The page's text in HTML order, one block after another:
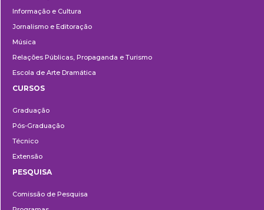
Informação e Cultura
Jornalismo e Editoração
Música
Relações Públicas, Propaganda e Turismo
Escola de Arte Dramática
CURSOS
Graduação
Pós-Graduação
Técnico
Extensão
PESQUISA
Comissão de Pesquisa